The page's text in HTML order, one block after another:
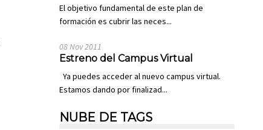
El objetivo fundamental de este plan de
formación es cubrir las neces...
08 Nov 2011
Estreno del Campus Virtual
Ya puedes acceder al nuevo campus virtual.
Estamos dando por finalizad...
NUBE DE TAGS